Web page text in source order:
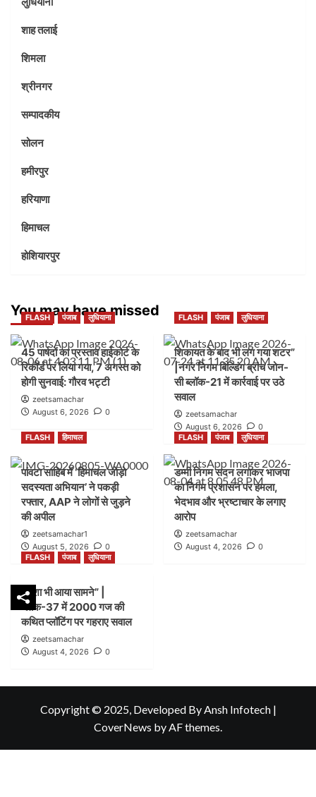
शाह तलाई
शिमला
श्रीनगर
सम्पादकीय
सोलन
हमीरपुर
हरियाणा
हिमाचल
होशियारपुर
You may have missed
FLASH पंजाब लुधियाना
45 पार्षदों का प्रस्ताव हाईकोर्ट के
रिकॉर्ड पर लिया गया, 7 अगस्त को
होगी सुनवाई: गौरव भट्टी
zeetsamachar
August 6, 2026
0
FLASH पंजाब लुधियाना
शिकायत के बाद भी लग गया शटर”
|नगर निगम बिल्डिंग ब्रांच जोन-
सी ब्लॉक-21 में कार्रवाई पर उठे
सवाल
zeetsamachar
August 6, 2026
0
FLASH
हिमाचल
पांवटा साहिब में ‘हिमाचल जोड़ो
सदस्यता अभियान’ ने पकड़ी
रफ्तार, AAP ने लोगों से जुड़ने
की अपील
zeetsamachar1
August 5, 2026
0
FLASH पंजाब लुधियाना
डम्मी निगम सदन लगाकर भाजपा
का निगम प्रशासन पर हमला,
भेदभाव और भ्रष्टाचार के लगाए
आरोप
zeetsamachar
August 4, 2026
0
FLASH
पंजाब लुधियाना
नक्शा भी आया सामने” |
ब्लॉक-37 में 2000 गज की
कथित प्लॉटिंग पर गहराए सवाल
zeetsamachar
August 4, 2026
0
Copyright © 2025, Developed By Ansh Infotech |
CoverNews by AF themes.